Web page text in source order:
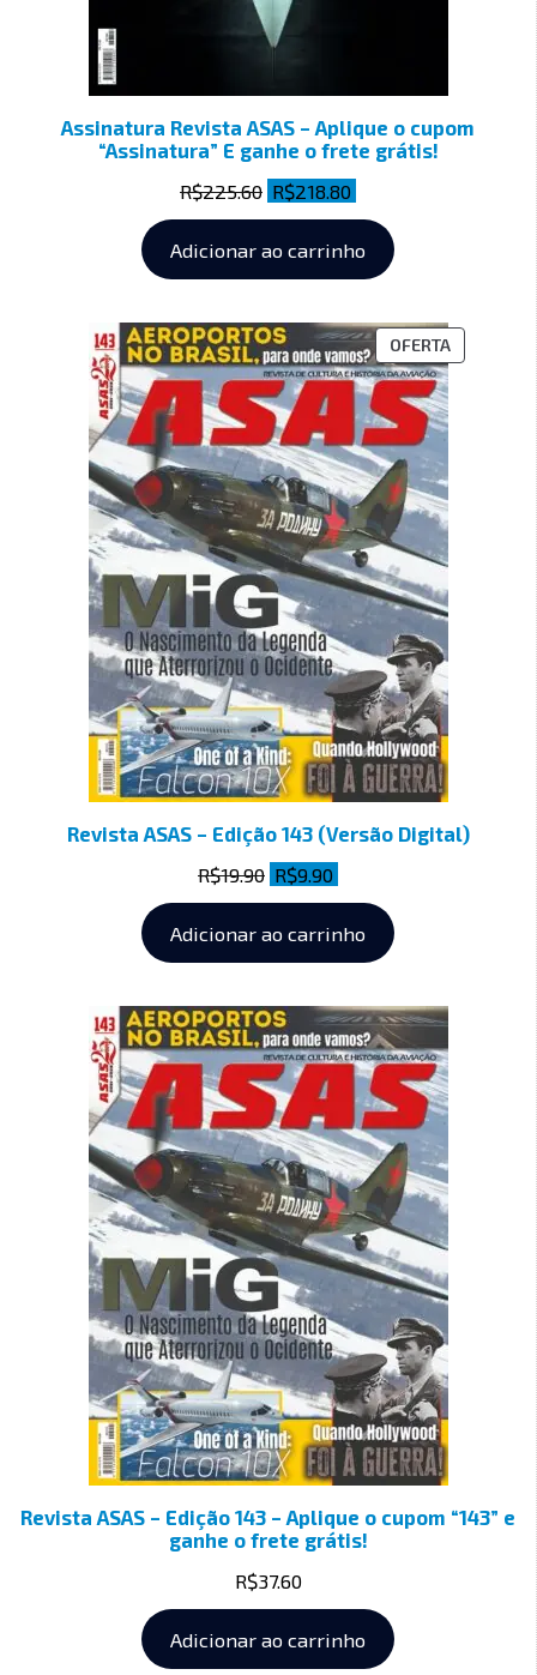
Assinatura Revista ASAS – Aplique o cupom
“Assinatura” E ganhe o frete grátis!
R$225.60 R$218.80
Adicionar ao carrinho
OFERTA
Revista ASAS – Edição 143 (Versão Digital)
R$19.90 R$9.90
Adicionar ao carrinho
Revista ASAS – Edição 143 – Aplique o cupom “143” e
ganhe o frete grátis!
R$37.60
Adicionar ao carrinho